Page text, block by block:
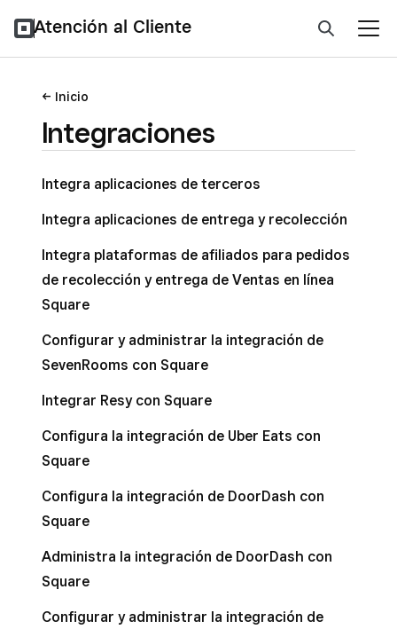
Atención al Cliente
Inicio
Integraciones
Integra aplicaciones de terceros
Integra aplicaciones de entrega y recolección
Integra plataformas de afiliados para pedidos
de recolección y entrega de Ventas en línea
Square
Configurar y administrar la integración de
SevenRooms con Square
Integrar Resy con Square
Configura la integración de Uber Eats con
Square
Configura la integración de DoorDash con
Square
Administra la integración de DoorDash con
Square
Configurar y administrar la integración de